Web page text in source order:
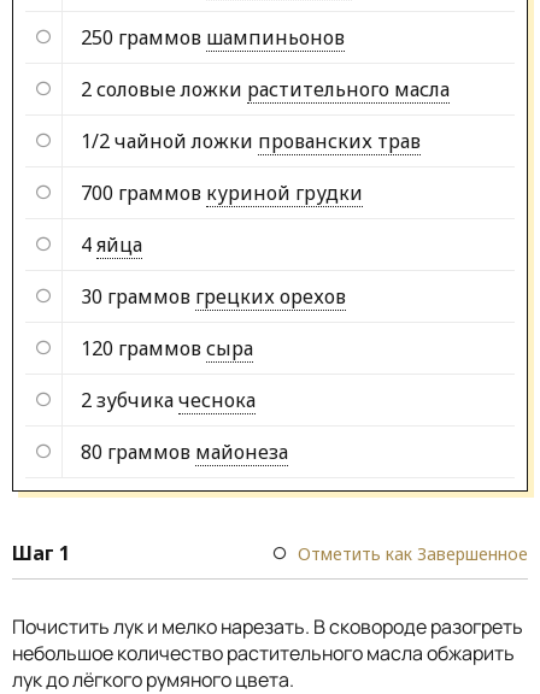
250 граммов шампиньонов
2 соловые ложки растительного масла
1/2 чайной ложки прованских трав
700 граммов куриной грудки
4яйца
30 граммов грецких орехов
120 граммовсыра
2 зубчикачеснока
80 граммов майонеза
Шаг 1 Отметить как Завершенное
Почистить лук и мелко нарезать. В сковороде разогреть
небольшое количество растительного масла обжарить
лук до лёгкого румяного цвета.